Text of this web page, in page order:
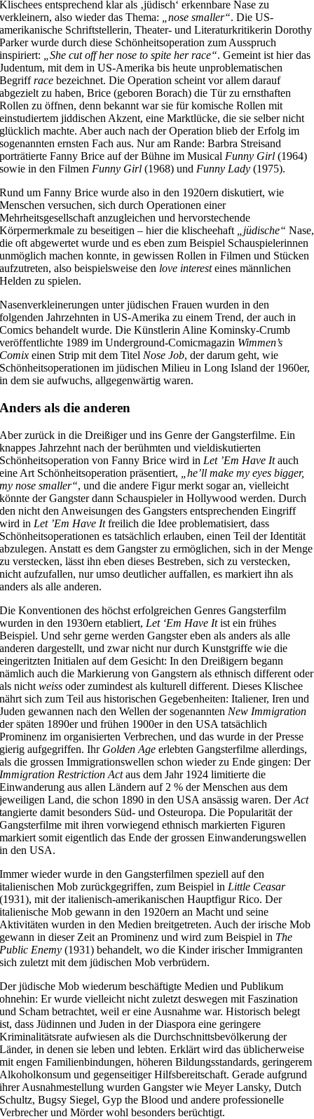
Klischees entsprechend klar als ‚jüdisch‘ erkennbare Nase zu
verkleinern, also wieder das Thema:
„nose smaller“. Die US-
amerikanische Schriftstellerin, Theater- und Literaturkritikerin Dorothy
Parker wurde durch diese Schönheitsoperation zum Ausspruch
inspiriert:
„She cut off her nose to spite her race“. Gemeint ist hier das
Judentum, mit dem in US-Amerika bis heute unproblematischen
Begriffrace bezeichnet. Die Operation scheint vor allem darauf
abgezielt zu haben, Brice (geboren Borach) die Tür zu ernsthaften
Rollen zu öffnen, denn bekannt war sie für komische Rollen mit
einstudiertem jiddischen Akzent, eine Marktlücke, die sie selber nicht
glücklich machte. Aber auch nach der Operation blieb der Erfolg im
sogenannten ernsten Fach aus. Nur am Rande: Barbra Streisand
porträtierte Fanny Brice auf der Bühne im Musical Funny Girl (1964)
sowie in den Filmen Funny Girl (1968) und Funny Lady (1975).
Rund um Fanny Brice wurde also in den 1920ern diskutiert, wie
Menschen versuchen, sich durch Operationen einer
Mehrheitsgesellschaft anzugleichen und hervorstechende
Körpermerkmale zu beseitigen – hier die klischeehaft
„jüdische“ Nase,
die oft abgewertet wurde und es eben zum Beispiel Schauspielerinnen
unmöglich machen konnte, in gewissen Rollen in Filmen und Stücken
aufzutreten, also beispielsweise den love interesteines männlichen
Helden zu spielen.
Nasenverkleinerungen unter jüdischen Frauen wurden in den
folgenden Jahrzehnten in US-Amerika zu einem Trend, der auch in
Comics behandelt wurde. Die Künstlerin Aline Kominsky-Crumb
veröffentlichte 1989 im Underground-Comicmagazin Wimmen’s
Comix einen Strip mit dem Titel Nose Job, der darum geht, wie
Schönheitsoperationen im jüdischen Milieu in Long Island der 1960er,
in dem sie aufwuchs, allgegenwärtig waren.
Anders als die anderen
Aber zurück in die Dreißiger und ins Genre der Gangsterfilme. Ein
knappes Jahrzehnt nach der berühmten und vieldiskutierten
Schönheitsoperation von Fanny Brice wird in Let ʼEm Have Itauch
eine Art Schönheitsoperation präsentiert,
„he’ll make my eyes bigger,
my nose smaller“, und die andere Figur merkt sogar an, vielleicht
könnte der Gangster dann Schauspieler in Hollywood werden. Durch
den nicht den Anweisungen des Gangsters entsprechenden Eingriff
wird in Let ʼEm Have Itfreilich die Idee problematisiert, dass
Schönheitsoperationen es tatsächlich erlauben, einen Teil der Identität
abzulegen. Anstatt es dem Gangster zu ermöglichen, sich in der Menge
zu verstecken, lässt ihn eben dieses Bestreben, sich zu verstecken,
nicht aufzufallen, nur umso deutlicher auffallen, es markiert ihn als
anders als alle anderen.
Die Konventionen des höchst erfolgreichen Genres Gangsterfilm
wurden in den 1930ern etabliert, Let ‘Em Have Itist ein frühes
Beispiel. Und sehr gerne werden Gangster eben als anders als alle
anderen dargestellt, und zwar nicht nur durch Kunstgriffe wie die
eingeritzten Initialen auf dem Gesicht: In den Dreißigern begann
nämlich auch die Markierung von Gangstern als ethnisch different oder
als nichtweiss oder zumindest als kulturell different. Dieses Klischee
nährt sich zum Teil aus historischen Gegebenheiten: Italiener, Iren und
Juden gewannen nach den Wellen der sogenannten New Immigration
der späten 1890er und frühen 1900er in den USA tatsächlich
Prominenz im organisierten Verbrechen, und das wurde in der Presse
gierig aufgegriffen. Ihr Golden Age erlebten Gangsterfilme allerdings,
als die grossen Immigrationswellen schon wieder zu Ende gingen: Der
Immigration Restriction Actaus dem Jahr 1924 limitierte die
Einwanderung aus allen Ländern auf 2 % der Menschen aus dem
jeweiligen Land, die schon 1890 in den USA ansässig waren. DerAct
tangierte damit besonders Süd- und Osteuropa. Die Popularität der
Gangsterfilme mit ihren vorwiegend ethnisch markierten Figuren
markiert somit eigentlich das Ende der grossen Einwanderungswellen
in den USA.
Immer wieder wurde in den Gangsterfilmen speziell auf den
italienischen Mob zurückgegriffen, zum Beispiel in Little Ceasar
(1931), mit der italienisch-amerikanischen Hauptfigur Rico. Der
italienische Mob gewann in den 1920ern an Macht und seine
Aktivitäten wurden in den Medien breitgetreten. Auch der irische Mob
gewann in dieser Zeit an Prominenz und wird zum Beispiel in The
Public Enemy (1931) behandelt, wo die Kinder irischer Immigranten
sich zuletzt mit dem jüdischen Mob verbrüdern.
Der jüdische Mob wiederum beschäftigte Medien und Publikum
ohnehin: Er wurde vielleicht nicht zuletzt deswegen mit Faszination
und Scham betrachtet, weil er eine Ausnahme war. Historisch belegt
ist, dass Jüdinnen und Juden in der Diaspora eine geringere
Kriminalitätsrate aufwiesen als die Durchschnittsbevölkerung der
Länder, in denen sie leben und lebten. Erklärt wird das üblicherweise
mit engen Familienbindungen, höheren Bildungsstandards, geringerem
Alkoholkonsum und gegenseitiger Hilfsbereitschaft. Gerade aufgrund
ihrer Ausnahmestellung wurden Gangster wie Meyer Lansky, Dutch
Schultz, Bugsy Siegel, Gyp the Blood und andere professionelle
Verbrecher und Mörder wohl besonders berüchtigt.